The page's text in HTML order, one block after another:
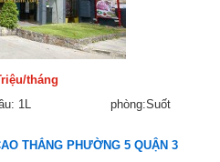
tháng
1L phòng:Suốt
THẮNG PHƯỜNG 5 QUẬN 3